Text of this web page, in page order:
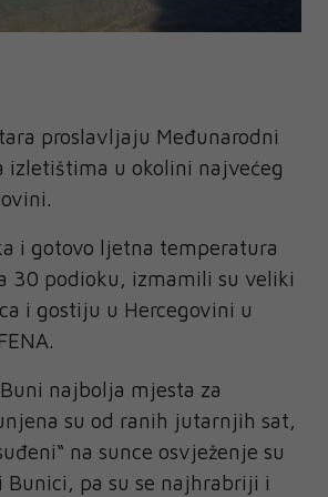
proslavljaju Međunarodni
izletištima u okolini najvećeg
i gotovo ljetna temperatura
30 podioku, izmamili su veliki
i gostiju u Hercegovini u
najbolja mjesta za
su od ranih jutarnjih sat,
na sunce osvježenje su
pa su se najhrabriji i